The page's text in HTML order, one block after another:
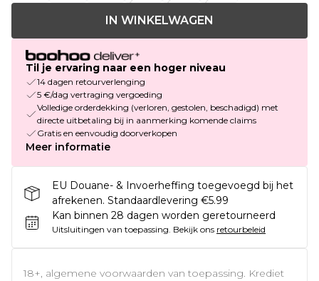
IN WINKELWAGEN
Til je ervaring naar een hoger niveau
14 dagen retourverlenging
5 €/dag vertraging vergoeding
Volledige orderdekking (verloren, gestolen, beschadigd) met
directe uitbetaling bij in aanmerking komende claims
Gratis en eenvoudig doorverkopen
Meer informatie
EU Douane- & Invoerheffing toegevoegd bij het
afrekenen. Standaardlevering €5.99
Kan binnen 28 dagen worden geretourneerd
Uitsluitingen van toepassing. Bekijk ons retourbeleid
18+, algemene voorwaarden van toepassing. Krediet